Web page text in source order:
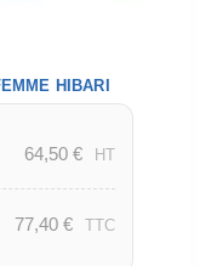
HIBARI
64,50 € HT
77,40 € TTC